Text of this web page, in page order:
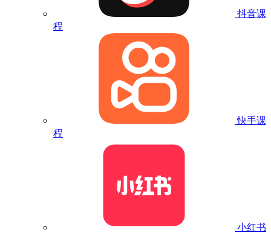
抖音课
程
快手课
程
小红书